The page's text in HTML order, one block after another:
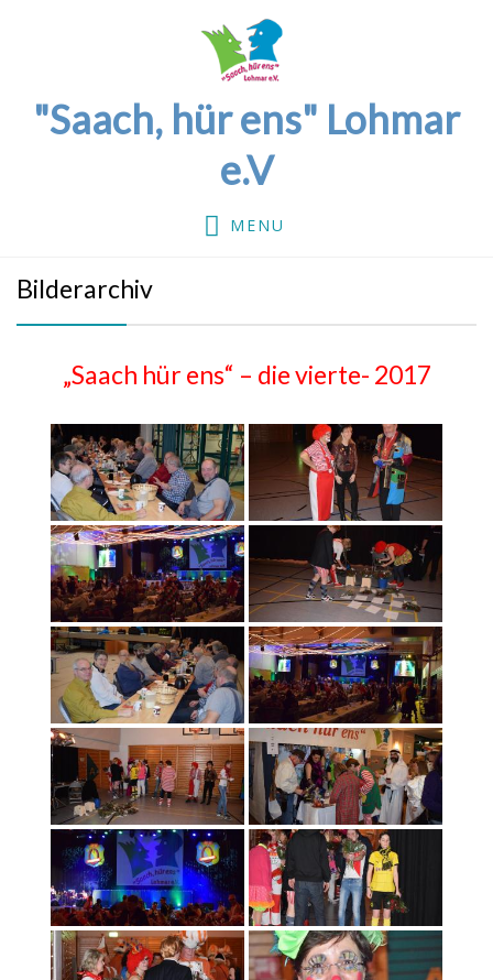
"Saach, hür ens" Lohmar
e.V
MENU
Bilderarchiv
„Saach hür ens“ – die vierte- 2017